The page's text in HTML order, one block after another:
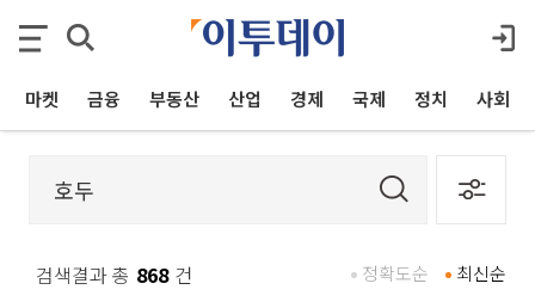
마켓 금융 부동산 산업 경제 국제 정치 사회
검색결과 총 868 건 최신순
정확도순